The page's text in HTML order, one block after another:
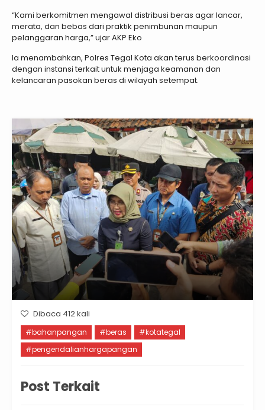
“Kami berkomitmen mengawal distribusi beras agar lancar,
merata, dan bebas dari praktik penimbunan maupun
pelanggaran harga,” ujar AKP Eko
Ia menambahkan, Polres Tegal Kota akan terus berkoordinasi
dengan instansi terkait untuk menjaga keamanan dan
kelancaran pasokan beras di wilayah setempat.
Dibaca 412 kali
#bahanpangan #beras
#kotategal
#pengendalianhargapangan
Post Terkait